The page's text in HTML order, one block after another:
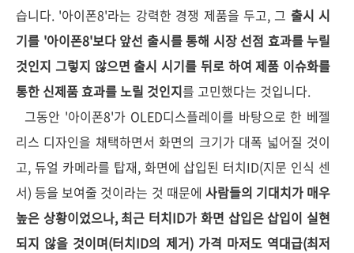
습니다. '아이폰8'라는 강력한 경쟁 제품을 두고, 그 출시 시
기를 '아이폰8'보다 앞선 출시를 통해 시장 선점 효과를 누릴
것인지 그렇지 않으면 출시 시기를 뒤로 하여 제품 이슈화를
통한 신제품 효과를 노릴 것인지를 고민했다는 것입니다.
그동안 '아이폰8'가 OLED디스플레이를 바탕으로 한 베젤
리스 디자인을 채택하면서 화면의 크기가 대폭 넓어질 것이
고, 듀얼 카메라를 탑재,화면에 삽입된 터치ID(지문 인식 센
서) 등을 보여줄 것이라는 것 때문에 사람들의 기대치가 매우
높은 상황이었으나, 최근 터치ID가 화면 삽입은 삽입이 실현
되지 않을 것이며(터치ID의 제거) 가격 마저도 역대급(최저